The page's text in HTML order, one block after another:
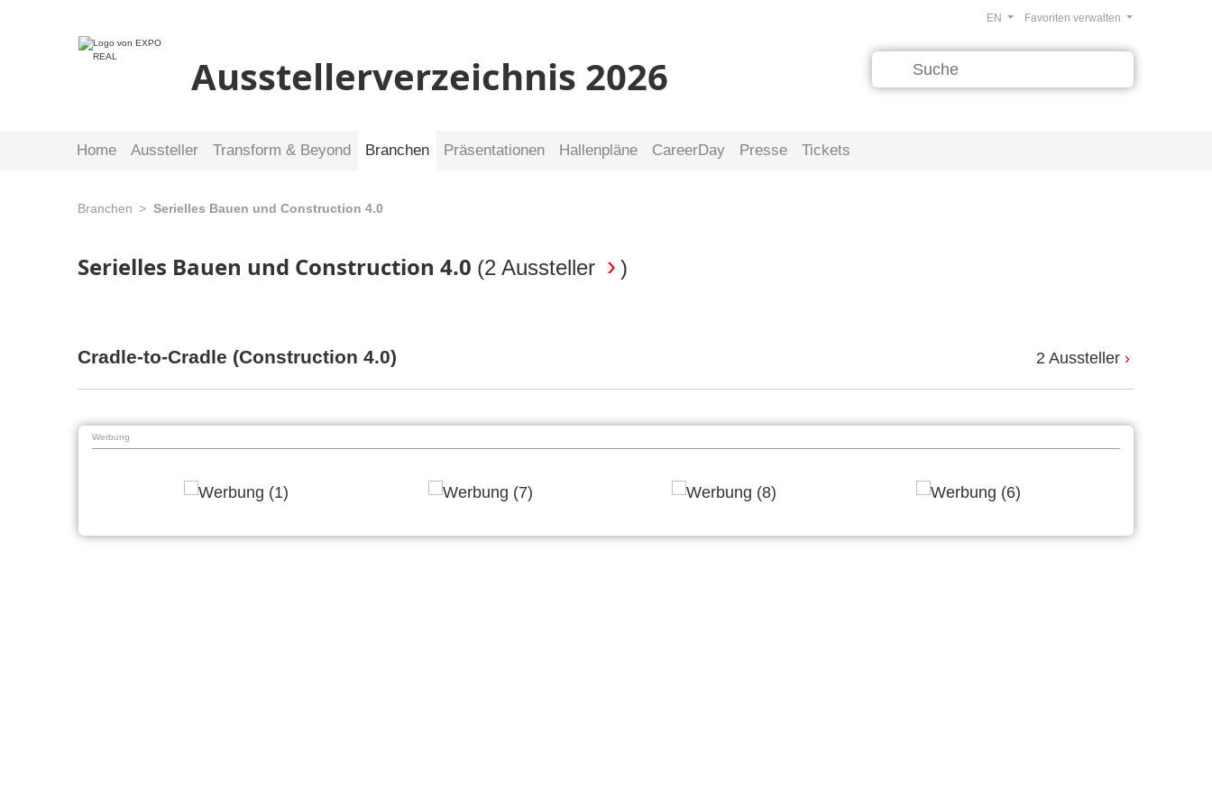
Ausstellerverzeichnis 2026
Favoriten verwalten
EN
Home Aussteller Transform & Beyond Branchen Präsentationen Hallenpläne CareerDay Presse Tickets
Branchen Serielles Bauen und Construction 4.0
Serielles Bauen und Construction 4.0 (2 Aussteller )
Cradle-to-Cradle (Construction 4.0) 2 Aussteller
Werbung